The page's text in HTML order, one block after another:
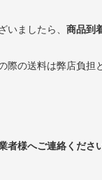
ましたら、 商品到
際の送料は弊店負担
者様へご連絡くださ